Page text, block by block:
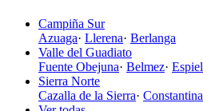
Campiña Sur
Azuaga· Llerena· Berlanga
Valle del Guadiato
Fuente Obejuna· Belmez· Espiel
Sierra Norte
Cazalla de la Sierra· Constantina